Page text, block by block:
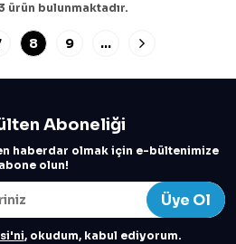
ürün bulunmaktadır.
8 9 …
Aboneliği
haberdar olmak için e-bültenimize
abone olun!
Üye Ol
, okudum, kabul ediyorum.